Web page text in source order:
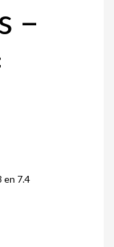
–
en 7.4